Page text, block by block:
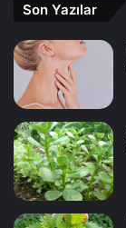
Son Yazılar